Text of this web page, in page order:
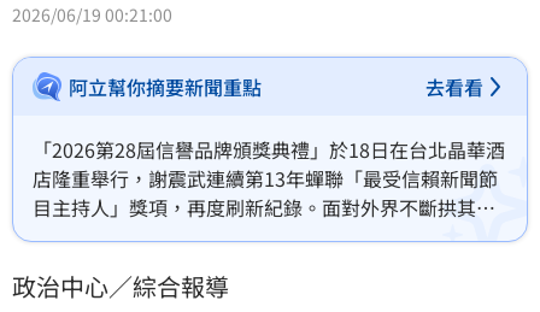
2026/06/19 00:21:00
阿立幫你摘要新聞重點 去看看
「2026第28屆信譽品牌頒獎典禮」於18日在台北晶華酒
店隆重舉行，謝震武連續第13年蟬聯「最受信賴新聞節
目主持人」獎項，再度刷新紀錄。面對外界不斷拱其參
選台北市長的聲浪，謝震武於18日受訪時明確表達立
與選戰報導，拒絕投身政壇。
政治中心／綜合報導